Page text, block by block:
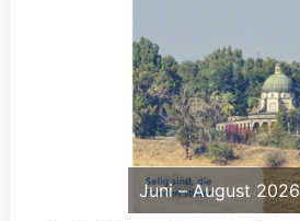
Juni – August 2026